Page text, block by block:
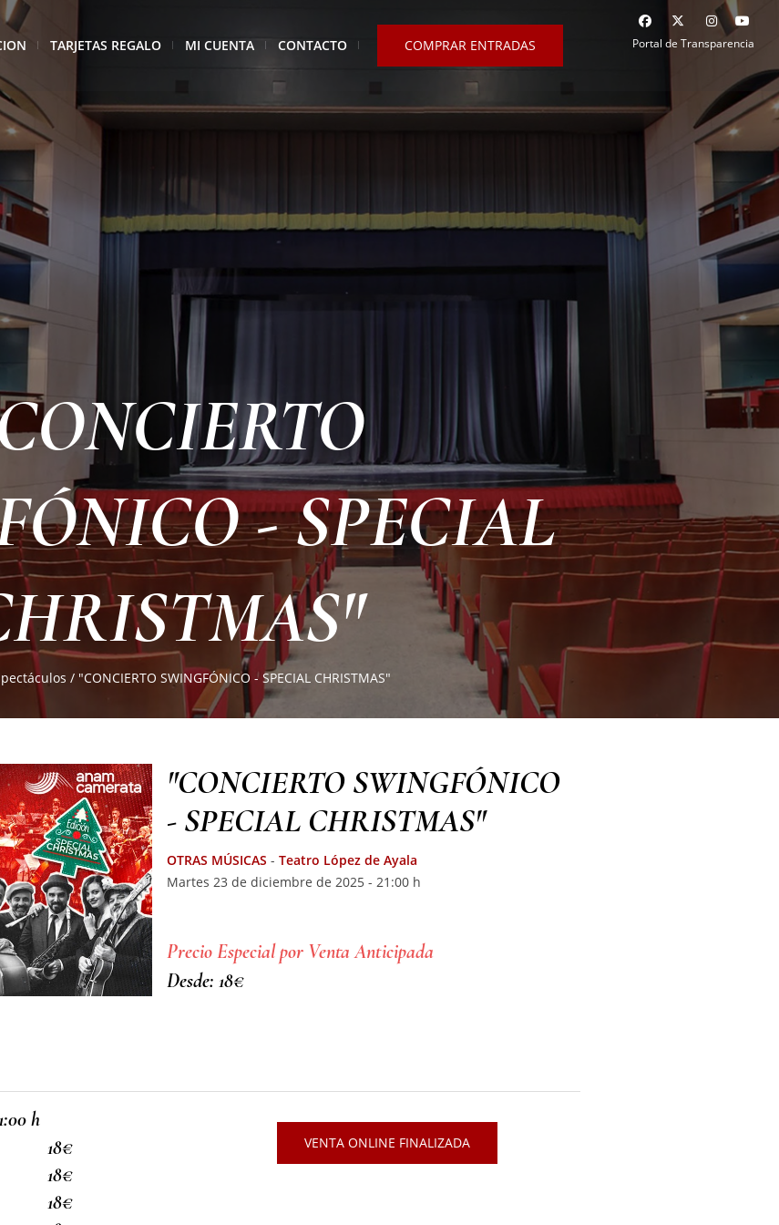
Portal de Transparencia
TARJETAS REGALO MI CUENTA CONTACTO COMPRAR ENTRADAS
- SPECIAL
/ "CONCIERTO SWINGFÓNICO - SPECIAL CHRISTMAS"
"CONCIERTO SWINGFÓNICO
- SPECIAL CHRISTMAS"
OTRAS MÚSICAS - Teatro López de Ayala
Martes 23 de diciembre de 2025 - 21:00 h
Precio Especial por Venta Anticipada
Desde: 18€
h
18€
18€
18€
VENTA ONLINE FINALIZADA